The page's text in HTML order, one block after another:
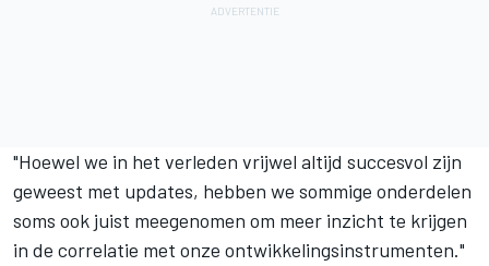
"Hoewel we in het verleden vrijwel altijd succesvol zijn
geweest met updates, hebben we sommige onderdelen
soms ook juist meegenomen om meer inzicht te krijgen
in de correlatie met onze ontwikkelingsinstrumenten."